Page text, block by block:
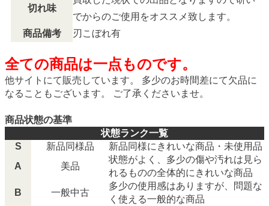
切れ味
でからのご使用をオススメ致します。
商品備考
刃こぼれ有
全ての商品は一点ものです。
他サイトにて販売しています。 多少のお時間差にて欠品に
なることもございます。 ご了承くださいませ。
商品状態の基準
状態ランク一覧
S
新品同様品
新品同様にきれいな商品・未使用品
A
美品
状態がよく、多少の傷や汚れは見ら
れるものの全体的にきれいな商品
B
一般中古
多少の使用感はありますが、問題な
く使える一般的な商品